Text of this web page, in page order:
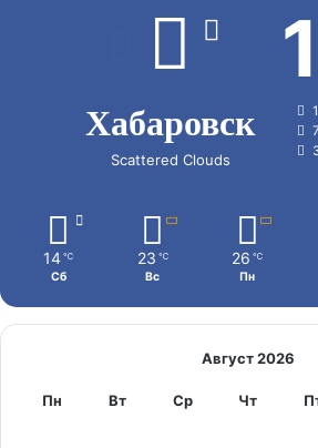
Хабаровск
Scattered Clouds
14 ℃
Сб
23 ℃
Вс
26 ℃
Пн
Август 2026
Пн Вт Ср Чт